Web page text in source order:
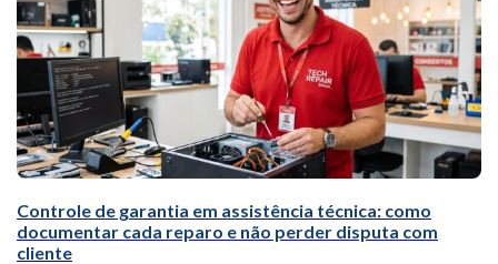
Controle de garantia em assistência técnica: como
documentar cada reparo e não perder disputa com
cliente